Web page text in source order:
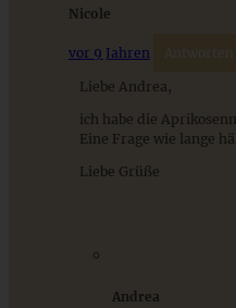
Meine Bratapfelmarmelade
Nicole
vor 9 Jahren Antworten
Liebe Andrea,
ich habe die
Eine Frage wie lange
Liebe Grüße
Andrea